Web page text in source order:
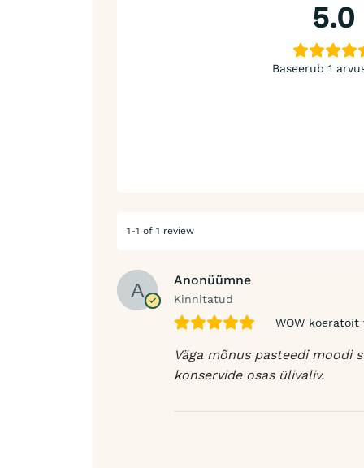
5.0
Baseerub 1
1-1 of 1 review
Anonüümne
Kinnitatud
WOW
Väga mõnus pasteedi
konservide osas ülivaliv.